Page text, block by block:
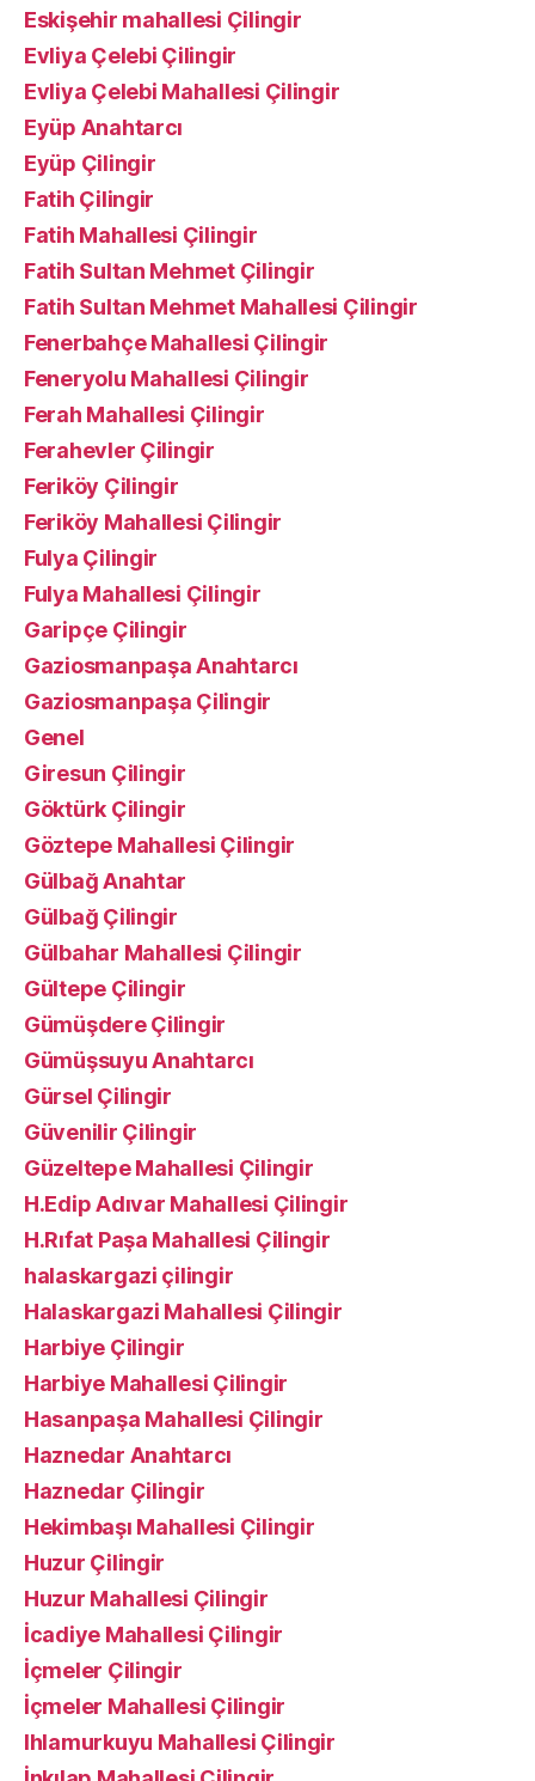
Eskişehir mahallesi Çilingir
Evliya Çelebi Çilingir
Evliya Çelebi Mahallesi Çilingir
Eyüp Anahtarcı
Eyüp Çilingir
Fatih Çilingir
Fatih Mahallesi Çilingir
Fatih Sultan Mehmet Çilingir
Fatih Sultan Mehmet Mahallesi Çilingir
Fenerbahçe Mahallesi Çilingir
Feneryolu Mahallesi Çilingir
Ferah Mahallesi Çilingir
Ferahevler Çilingir
Feriköy Çilingir
Feriköy Mahallesi Çilingir
Fulya Çilingir
Fulya Mahallesi Çilingir
Garipçe Çilingir
Gaziosmanpaşa Anahtarcı
Gaziosmanpaşa Çilingir
Genel
Giresun Çilingir
Göktürk Çilingir
Göztepe Mahallesi Çilingir
Gülbağ Anahtar
Gülbağ Çilingir
Gülbahar Mahallesi Çilingir
Gültepe Çilingir
Gümüşdere Çilingir
Gümüşsuyu Anahtarcı
Gürsel Çilingir
Güvenilir Çilingir
Güzeltepe Mahallesi Çilingir
H.Edip Adıvar Mahallesi Çilingir
H.Rıfat Paşa Mahallesi Çilingir
halaskargazi çilingir
Halaskargazi Mahallesi Çilingir
Harbiye Çilingir
Harbiye Mahallesi Çilingir
Hasanpaşa Mahallesi Çilingir
Haznedar Anahtarcı
Haznedar Çilingir
Hekimbaşı Mahallesi Çilingir
Huzur Çilingir
Huzur Mahallesi Çilingir
İcadiye Mahallesi Çilingir
İçmeler Çilingir
İçmeler Mahallesi Çilingir
Ihlamurkuyu Mahallesi Çilingir